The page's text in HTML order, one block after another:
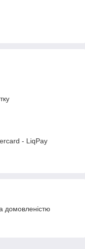
- LiqPay
домовленістю